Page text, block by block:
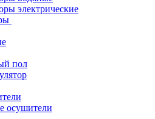
электрические
пол
осушители